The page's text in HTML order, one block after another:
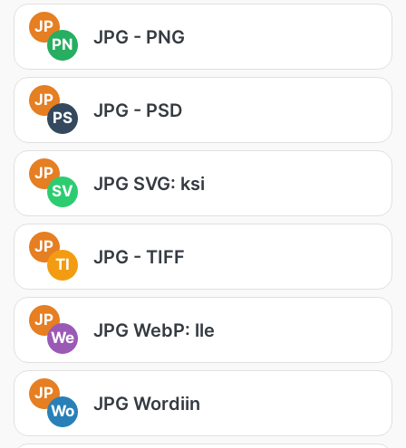
JP
PN
JPG - PNG
JP
PS
JPG - PSD
JP
SV
JPG SVG: ksi
JP
TI
JPG - TIFF
JP
We
JPG WebP: lle
JP
Wo
JPG Wordiin